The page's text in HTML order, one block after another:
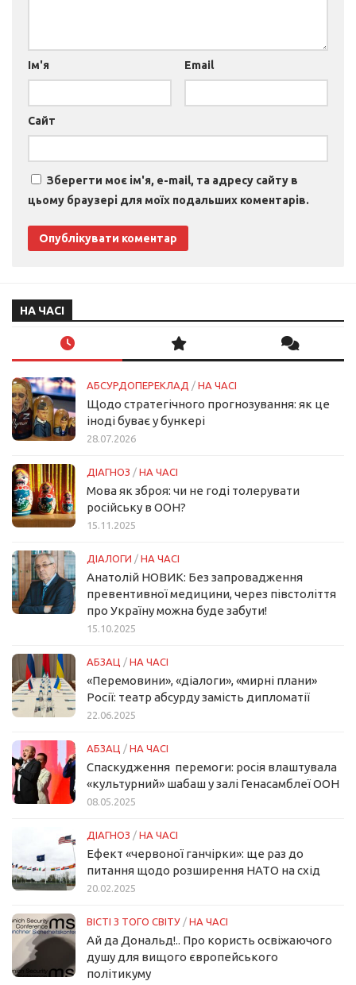
Ім'я Email
Сайт
Зберегти моє ім'я, e-mail, та адресу сайту в
цьому браузері для моїх подальших коментарів.
НА ЧАСІ
АБСУРДОПЕРЕКЛАД / НА ЧАСІ
Щодо стратегічного прогнозування: як це
іноді буває у бункері
28.07.2026
ДІАГНОЗ / НА ЧАСІ
Мова як зброя: чи не годі толерувати
російську в ООН?
15.11.2025
ДІАЛОГИ / НА ЧАСІ
Анатолій НОВИК: Без запровадження
превентивної медицини, через півстоліття
про Україну можна буде забути!
15.10.2025
АБЗАЦ / НА ЧАСІ
«Перемовини», «діалоги», «мирні плани»
Росії: театр абсурду замість дипломатії
22.06.2025
АБЗАЦ / НА ЧАСІ
Спаскудження перемоги: росія влаштувала
«культурний» шабаш у залі Генасамблеї ООН
08.05.2025
ДІАГНОЗ / НА ЧАСІ
Ефект «червоної ганчірки»: ще раз до
питання щодо розширення НАТО на схід
20.02.2025
ВІСТІ З ТОГО СВІТУ / НА ЧАСІ
Ай да Дональд!.. Про користь освіжаючого
душу для вищого європейського
політикуму